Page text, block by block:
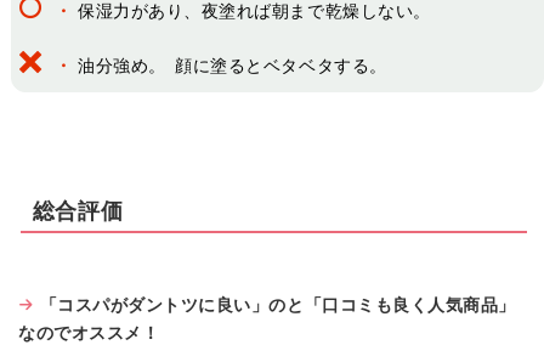
・ 保湿力があり、夜塗れば朝まで乾燥しない。
・ 油分強め。 顔に塗るとベタベタする。
総合評価
「コスパがダントツに良い」のと「口コミも良く人気商品」
なのでオススメ！